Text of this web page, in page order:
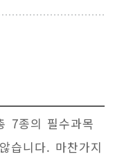
7종의 필수과목
습니다. 마찬가지